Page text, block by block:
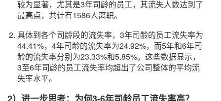
较为显著，尤其是3年司龄的员工，其流失人数达到了
最高点，共计有1586人离职。
具体到各个司龄段的流失率，3年司龄的员工流失率为
44.41%，4年司龄的流失率为24.92%，而5年和6年司
龄的流失率分别为23.33%和5.85%。这些数据显示，
3至6年司龄的员工流失率均超出了公司整体的平均流
失率水平。